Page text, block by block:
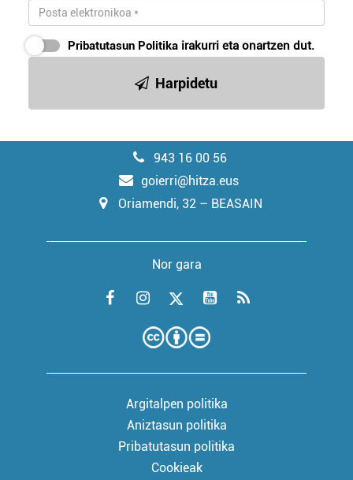
Pribatutasun Politika irakurri eta onartzen dut.
Harpidetu
943 16 00 56
goierri@hitza.eus
Oriamendi, 32 – BEASAIN
Nor gara
Argitalpen politika
Aniztasun politika
Pribatutasun politika
Cookieak